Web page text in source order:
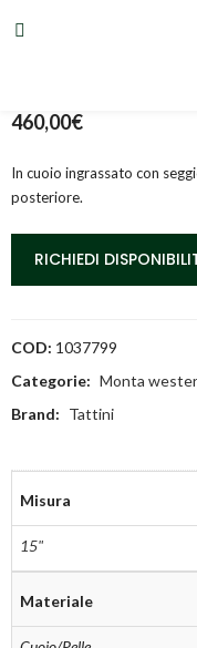
SELLA
460,00€
In cuoio ingrassato con
posteriore.
RICHIEDI
COD: 1037799
Categorie: Monta
Brand: Tattini
Misura
15"
Materiale